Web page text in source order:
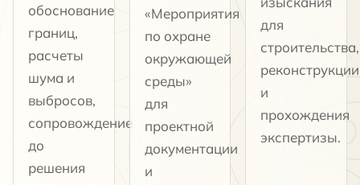
обоснование
границ,
расчеты
шума и
выбросов,
сопровождение
до
решения
«Мероприятия
по охране
окружающей
среды»
для
проектной
документации
и
для
строительства,
реконструкции
и
прохождения
экспертизы.